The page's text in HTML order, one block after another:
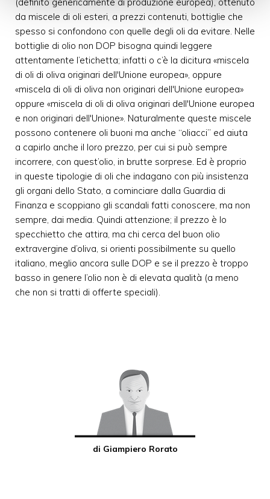
da miscele di oli esteri, a prezzi contenuti, bottiglie che
spesso si confondono con quelle degli oli da evitare. Nelle
bottiglie di olio non DOP bisogna quindi leggere
attentamente l’etichetta; infatti o c’è la dicitura «miscela
di oli di oliva originari dell'Unione europea», oppure
«miscela di oli di oliva non originari dell'Unione europea»
oppure «miscela di oli di oliva originari dell'Unione europea
e non originari dell'Unione». Naturalmente queste miscele
possono contenere oli buoni ma anche “oliacci” ed aiuta
a capirlo anche il loro prezzo, per cui si può sempre
incorrere, con quest’olio, in brutte sorprese. Ed è proprio
in queste tipologie di oli che indagano con più insistenza
gli organi dello Stato, a cominciare dalla Guardia di
Finanza e scoppiano gli scandali fatti conoscere, ma non
sempre, dai media. Quindi attenzione; il prezzo è lo
specchietto che attira, ma chi cerca del buon olio
extravergine d’oliva, si orienti possibilmente su quello
italiano, meglio ancora sulle DOP e se il prezzo è troppo
basso in genere l’olio non è di elevata qualità (a meno
che non si tratti di offerte speciali).
di Giampiero Rorato